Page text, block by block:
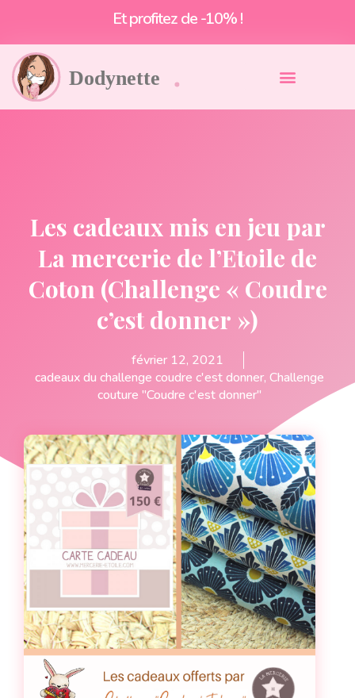
Et profitez de -10% !
Les cadeaux mis en jeu par
La mercerie de l’Etoile de
Coton (Challenge « Coudre
c’est donner »)
février 12, 2021
cadeaux du challenge coudre c'est donner, Challenge
couture "Coudre c'est donner"